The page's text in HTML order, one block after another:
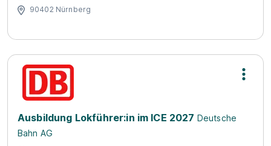
90402 Nürnberg
Ausbildung Lokführer:in im ICE 2027 Deutsche
Bahn AG